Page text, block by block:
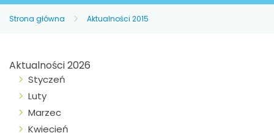
Strona główna Aktualności 2015
Aktualności 2026
Styczeń
Luty
Marzec
Kwiecień